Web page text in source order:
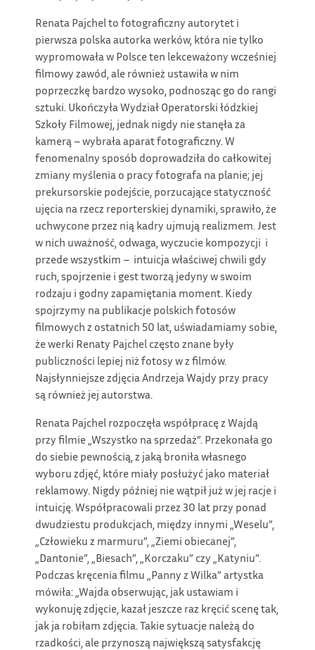
Renata Pajchel to fotograficzny autorytet i
pierwsza polska autorka werków, która nie tylko
wypromowała w Polsce ten lekceważony wcześniej
filmowy zawód, ale również ustawiła w nim
poprzeczkę bardzo wysoko, podnosząc go do rangi
sztuki. Ukończyła Wydział Operatorski łódzkiej
Szkoły Filmowej, jednak nigdy nie stanęła za
kamerą – wybrała aparat fotograficzny. W
fenomenalny sposób doprowadziła do całkowitej
zmiany myślenia o pracy fotografa na planie; jej
prekursorskie podejście, porzucające statyczność
ujęcia na rzecz reporterskiej dynamiki, sprawiło, że
uchwycone przez nią kadry ujmują realizmem. Jest
w nich uważność, odwaga, wyczucie kompozycji i
przede wszystkim – intuicja właściwej chwili gdy
ruch, spojrzenie i gest tworzą jedyny w swoim
rodzaju i godny zapamiętania moment. Kiedy
spojrzymy na publikacje polskich fotosów
filmowych z ostatnich 50 lat, uświadamiamy sobie,
że werki Renaty Pajchel często znane były
publiczności lepiej niż fotosy w z filmów.
Najsłynniejsze zdjęcia Andrzeja Wajdy przy pracy
są również jej autorstwa.
Renata Pajchel rozpoczęła współpracę z Wajdą
przy filmie „Wszystko na sprzedaż”. Przekonała go
do siebie pewnością, z jaką broniła własnego
wyboru zdjęć, które miały posłużyć jako materiał
reklamowy. Nigdy później nie wątpił już w jej racje i
intuicję. Współpracowali przez 30 lat przy ponad
dwudziestu produkcjach, między innymi „Weselu”,
„Człowieku z marmuru”, „Ziemi obiecanej”,
„Dantonie”, „Biesach”, „Korczaku” czy „Katyniu”.
Podczas kręcenia filmu „Panny z Wilka” artystka
mówiła: „Wajda obserwując, jak ustawiam i
wykonuję zdjęcie, kazał jeszcze raz kręcić scenę tak,
jak ja robiłam zdjęcia. Takie sytuacje należą do
rzadkości, ale przynoszą największą satysfakcję